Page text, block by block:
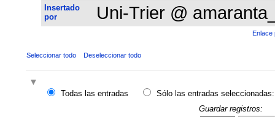
Insertado
por
Uni-Trier @
Enlace
Seleccionar todo Deseleccionar todo
Todas las entradas
Sólo las entradas seleccionadas:
Guardar registros: